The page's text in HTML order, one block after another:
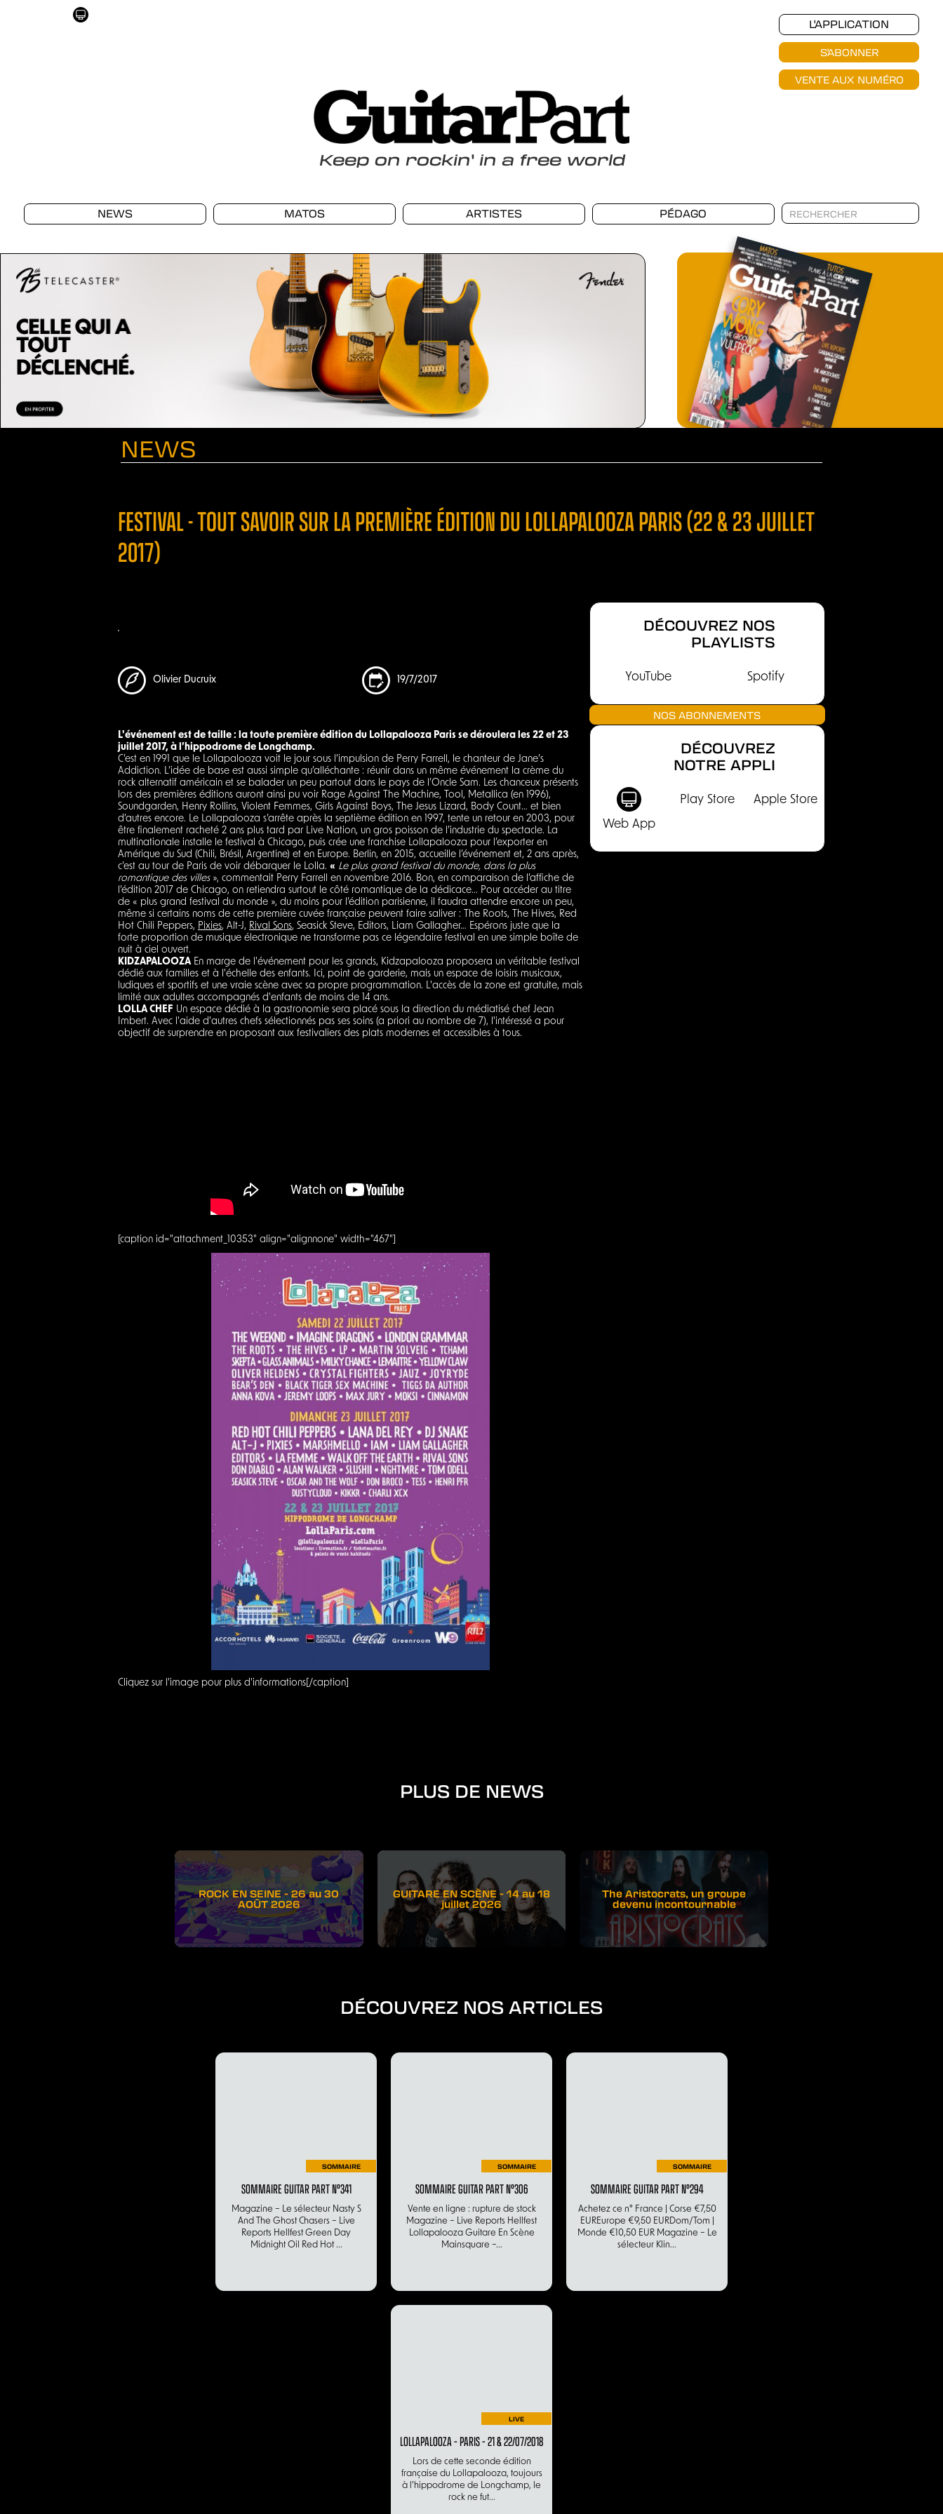
L'APPLICATION
S'ABONNER
VENTE AUX NUMÉRO
Keepon rockin' in a free world
NEWS MATOS ARTISTES PÉDAGO
NEWS
FESTIVAL - TOUT SAVOIR SUR LA PREMIÈRE ÉDITION DU LOLLAPALOOZA PARIS (22 & 23 JUILLET
2017)
Olivier Ducruix 19/7/2017
L'événement est de taille : la toute première édition du Lollapalooza Paris se déroulera les 22 et 23
juillet 2017, à l’hippodrome de Longchamp.
C’est en 1991 que le Lollapalooza voit le jour sous l’impulsion de Perry Farrell, le chanteur de Jane’s
Addiction. L’idée de base est aussi simple qu’alléchante : réunir dans un même événement la crème du
rock alternatif américain et se balader un peu partout dans le pays de l’Oncle Sam. Les chanceux présents
lors des premières éditions auront ainsi pu voir Rage Against The Machine, Tool, Metallica (en 1996),
Soundgarden, Henry Rollins, Violent Femmes, Girls Against Boys, The Jesus Lizard, Body Count… et bien
d’autres encore. Le Lollapalooza s’arrête après la septième édition en 1997, tente un retour en 2003, pour
être finalement racheté 2 ans plus tard par Live Nation, un gros poisson de l’industrie du spectacle. La
multinationale installe le festival à Chicago, puis crée une franchise Lollapalooza pour l’exporter en
Amérique du Sud (Chili, Brésil, Argentine) et en Europe. Berlin, en 2015, accueille l’événement et, 2 ans après,
c’est au tour de Paris de voir débarquer le Lolla. « Le plus grand festival du monde, dans la plus
romantique des villes», commentait Perry Farrell en novembre 2016. Bon, en comparaison de l’affiche de
l’édition 2017 de Chicago, on retiendra surtout le côté romantique de la dédicace... Pour accéder au titre
de « plus grand festival du monde », du moins pour l’édition parisienne, il faudra attendre encore un peu,
même si certains noms de cette première cuvée française peuvent faire saliver : The Roots, The Hives, Red
Hot Chili Peppers, Pixies, Alt-J, Rival Sons, Seasick Steve, Editors, Liam Gallagher… Espérons juste que la
forte proportion de musique électronique ne transforme pas ce légendaire festival en une simple boîte de
nuit à ciel ouvert.
KIDZAPALOOZAEn marge de l'événement pour les grands, Kidzapalooza proposera un véritable festival
dédié aux familles et à l'échelle des enfants. Ici, point de garderie, mais un espace de loisirs musicaux,
ludiques et sportifs et une vraie scène avec sa propre programmation. L'accès de la zone est gratuite, mais
limité aux adultes accompagnés d'enfants de moins de 14 ans.
LOLLA CHEF Un espace dédié à la gastronomie sera placé sous la direction du médiatisé chef Jean
Imbert. Avec l'aide d'autres chefs sélectionnés pas ses soins (a priori au nombre de 7), l'intéressé a pour
objectif de surprendre en proposant aux festivaliers des plats modernes et accessibles à tous.
[caption id="attachment_10353" align="alignnone" width="467"]
Cliquez sur l'image pour plus d'informations[/caption]
DÉCOUVREZ NOS
PLAYLISTS
YouTube Spotify
NOS ABONNEMENTS
DÉCOUVREZ
NOTRE APPLI
Web App
Play Store Apple Store
PLUS DE NEWS
ROCK EN SEINE - 26 au 30
AOÛT 2026
GUITARE EN SCÈNE - 14 au 18
juillet 2026
The Aristocrats, un groupe
devenu incontournable
DÉCOUVREZ NOS ARTICLES
SOMMAIRE
SOMMAIRE GUITAR PART N°341
Magazine – Le sélecteur Nasty S
And The Ghost Chasers – Live
Reports Hellfest Green Day
Midnight Oil Red Hot ...
SOMMAIRE
SOMMAIRE GUITAR PART N°306
Vente en ligne : rupture de stock
Magazine – Live Reports Hellfest
Lollapalooza Guitare En Scène
Mainsquare –...
SOMMAIRE
SOMMAIRE GUITAR PART N°294
Achetez ce n° France | Corse €7,50
EUREurope €9,50 EURDom/Tom |
Monde €10,50 EUR Magazine – Le
sélecteur Klin...
LIVE
LOLLAPALOOZA – PARIS – 21 & 22/07/2018
Lors de cette seconde édition
française du Lollapalooza, toujours
à l’hippodrome de Longchamp, le
rock ne fut...